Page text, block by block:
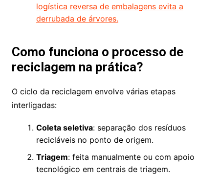
logística reversa de embalagens evita a
derrubada de árvores.
Como funciona o processo de
reciclagem na prática?
O ciclo da reciclagem envolve várias etapas
interligadas:
Coleta seletiva: separação dos resíduos
recicláveis no ponto de origem.
Triagem: feita manualmente ou com apoio
tecnológico em centrais de triagem.